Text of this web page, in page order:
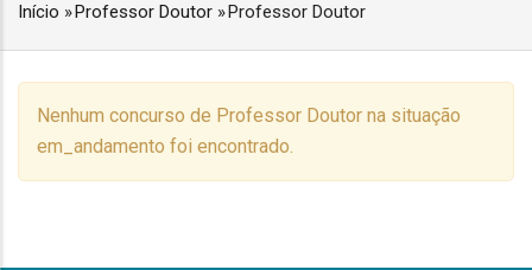
TRILHA
DE
NAVEGAÇÃO
Início »Professor Doutor »Professor Doutor
Nenhum concurso de Professor Doutor na situação
em_andamento foi encontrado.